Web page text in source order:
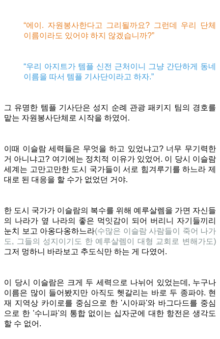
“에이. 자원봉사한다고 그리될까요? 그런데 우리 단체
이름이라도 있어야 하지 않겠습니까?”
“우리 아지트가 템플 신전 근처이니 그냥 간단하게 동네
이름을 따서 템플 기사단이라고 하자.”
그 유명한 템플 기사단은 성지 순례 관광 패키지 팀의 경호를
맡는 자원봉사단체로 시작을 하였어.
이때 이슬람 세력들은 무엇을 하고 있었냐고? 너무 무기력한
거 아니냐고? 여기에는 정치적 이유가 있었어. 이 당시 이슬람
세계는 고만고만한 도시 국가들이 서로 힘겨루기를 하느라 제
대로 된 대응을 할 수가 없었던 거야.
한 도시 국가가 이슬람의 복수를 위해 예루살렘을 가면 자신들
의 나라가 옆 나라의 좋은 먹잇감이 되어 버리니 자기들끼리
눈치 보고 아옹다옹하느라(수많은 이슬람 사람들이 죽어 나가
도, 그들의 성지이기도 한 예루살렘이 대형 교회로 변해가도)
그저 멍하니 바라보고 추도식만 하는 게 다였어.
이 당시 이슬람은 크게 두 세력으로 나뉘어 있었는데, 누구나
이름은 많이 들어봤지만 아직도 헷갈리는 바로 두 종파야. 현
재 지역상 카이로를 중심으로 한 '시아파'와 바그다드를 중심
으로 한 '수니파'의 통합 없이는 십자군에 대한 항전은 생각도
할 수 없어.